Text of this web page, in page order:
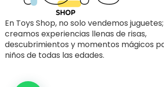
En Toys Shop, no solo vendemos juguetes;
creamos experiencias llenas de risas,
descubrimientos y momentos mágicos
niños de todas las edades.